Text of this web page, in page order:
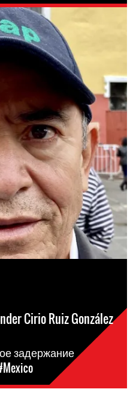
Cirio Ruiz González
задержание